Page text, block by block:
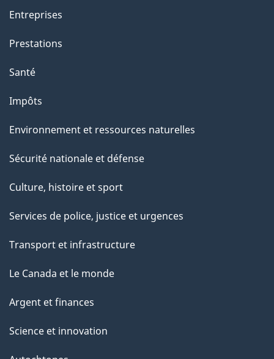
Entreprises
Prestations
Santé
Impôts
Environnement et ressources naturelles
Sécurité nationale et défense
Culture, histoire et sport
Services de police, justice et urgences
Transport et infrastructure
Le Canada et le monde
Argent et finances
Science et innovation